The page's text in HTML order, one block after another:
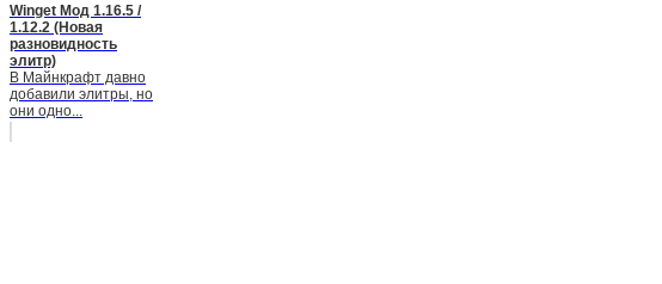
Winget Мод 1.16.5 /
1.12.2 (Новая
разновидность
элитр)
В Майнкрафт давно
добавили элитры, но
они одно...